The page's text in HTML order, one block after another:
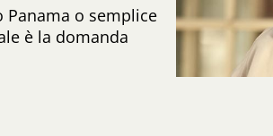
Panama o semplice
è la domanda